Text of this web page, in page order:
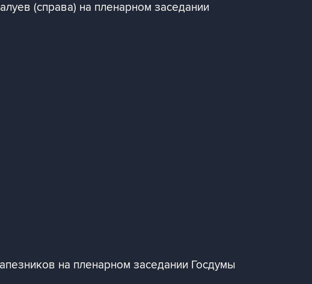
(справа) на пленарном заседании
на пленарном заседании Госдумы